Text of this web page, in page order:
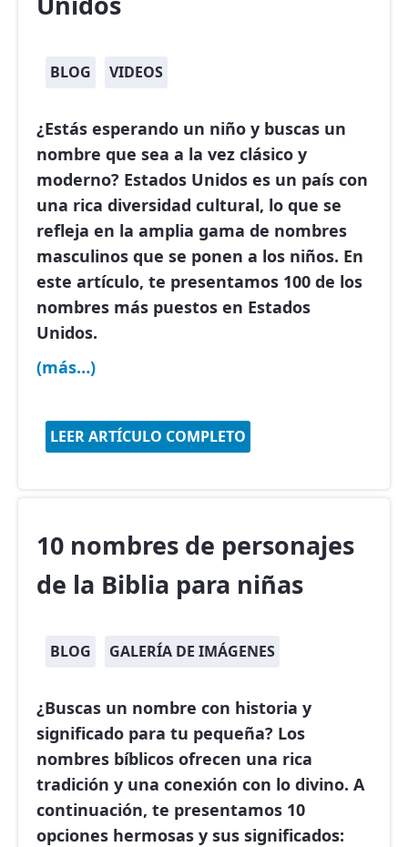
BLOG VIDEOS
¿Estás esperando un niño y buscas un
nombre que sea a la vez clásico y
moderno? Estados Unidos es un país con
una rica diversidad cultural, lo que se
refleja en la amplia gama de nombres
masculinos que se ponen a los niños. En
este artículo, te presentamos 100 de los
nombres más puestos en Estados
Unidos.
(más…)
LEER ARTÍCULO COMPLETO
10 nombres de personajes
de la Biblia para niñas
BLOG GALERÍA DE IMÁGENES
¿Buscas un nombre con historia y
significado para tu pequeña? Los
nombres bíblicos ofrecen una rica
tradición y una conexión con lo divino. A
continuación, te presentamos 10
opciones hermosas y sus significados: